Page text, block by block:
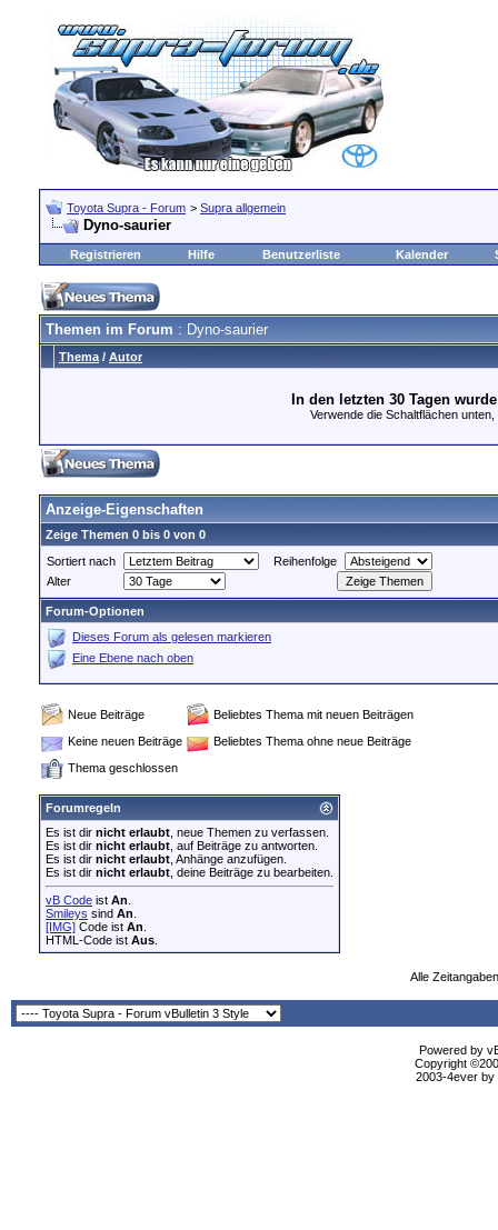
Toyota Supra - Forum > Supra allgemein
Dyno-saurier
Registrieren Hilfe Benutzerliste Kalender
Themen im Forum : Dyno-saurier
Thema / Autor
In den letzten 30 Tagen
Verwende die Schaltflächen
Anzeige-Eigenschaften
Zeige Themen 0 bis 0 von 0
Sortiert nach
Reihenfolge
Alter
Forum-Optionen
Dieses Forum als gelesen markieren
Eine Ebene nach oben
Neue Beiträge
Beliebtes Thema mit neuen Beiträgen
Keine neuen Beiträge
Beliebtes Thema ohne neue Beiträge
Thema geschlossen
Forumregeln
Es ist dir nicht erlaubt , neue Themen zu verfassen.
Es ist dir nicht erlaubt , auf Beiträge zu antworten.
Es ist dir nicht erlaubt , Anhänge anzufügen.
Es ist dir nicht erlaubt , deine Beiträge zu bearbeiten.
vB Code ist An
Smileys sind An
[IMG] Code ist An
HTML-Code ist Aus
Alle
Powered by
Copyright
2003-4ever by